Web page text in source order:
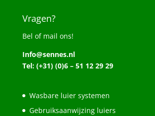
Vragen?
Bel of mail ons!
Info@sennes.nl
Tel: (+31) (0)6 – 51 12 29 29
Wasbare luier systemen
Gebruiksaanwijzing luiers